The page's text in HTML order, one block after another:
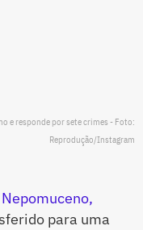
e responde por sete crimes - Foto:
Reprodução/Instagram
para uma